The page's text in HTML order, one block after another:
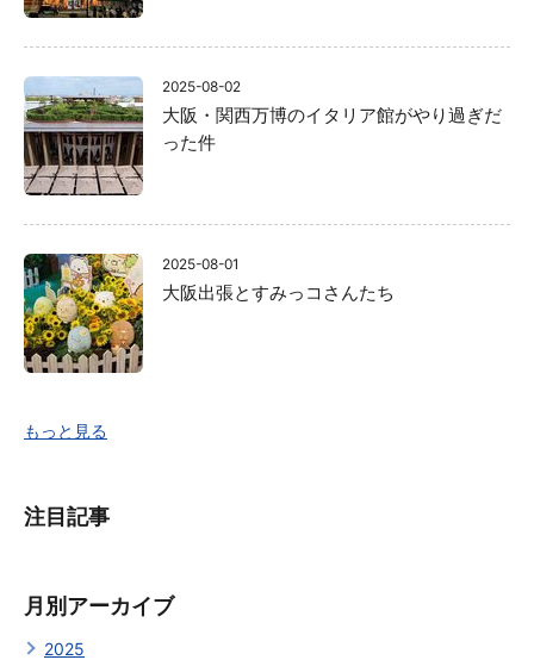
2025-08-02
大阪・関西万博のイタリア館がやり過ぎだ
った件
2025-08-01
大阪出張とすみっコさんたち
もっと見る
注目記事
月別アーカイブ
2025